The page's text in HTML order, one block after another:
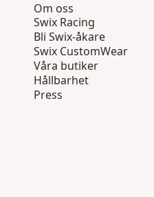
Om oss
Swix Racing
Bli Swix-åkare
Swix CustomWear
Våra butiker
Hållbarhet
Press